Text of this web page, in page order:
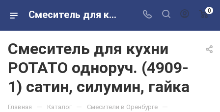
Смеситель для кухни POTATO одноруч. (4909-1) сатин, силумин, гайка в розничных магазинах Сантехторг 0
Смеситель для кухни
POTATO одноруч. (4909-
1) сатин, силумин, гайка
Главная — Каталог — Смесители в Оренбурге —